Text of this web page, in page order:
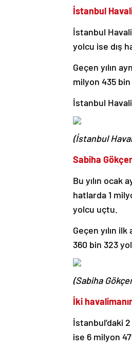
İstanbul
İstanbul
yolcu ise dış
Geçen yılın
milyon 435
İstanbul
(İstanbul
Sabiha
Bu yılın ocak
hatlarda 1
yolcu uçtu.
Geçen yılın
360 bin 323
(Sabiha
İki
İstanbul’daki
ise 6 milyon